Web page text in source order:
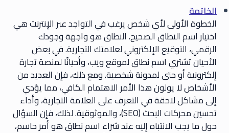
الخاتمة
الخطوة الأولى لأي شخص يرغب في التواجد عبر الإنترنت هي
اختيار اسم النطاق الصحيح. النطاق هو واجهة وجودك
الرقمي، التوقيع الإلكتروني لعلامتك التجارية. في بعض
الأحيان تشتري اسم نطاق لموقع ويب، وأحيانًا لمنصة تجارة
إلكترونية أو حتى لمدونة شخصية. ومع ذلك، فإن العديد من
الأشخاص لا يولون هذا الأمر الاهتمام الكافي، مما يؤدي
إلى مشاكل لاحقة في التعرف على العلامة التجارية، وأداء
تحسين محركات البحث (SEO)، والموثوقية. لذلك، فإن السؤال
حول ما يجب الانتباه إليه عند شراء اسم نطاق هو أمر حاسم،